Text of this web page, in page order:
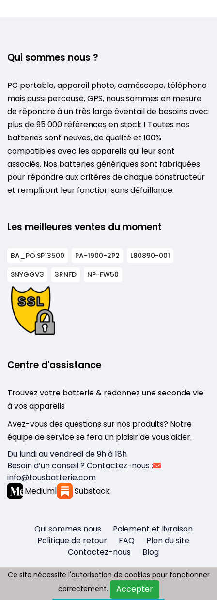
Qui sommes nous ?
PC portable, appareil photo, caméscope, téléphone
mais aussi perceuse, GPS, nous sommes en mesure
de répondre à un très large éventail de besoins avec
plus de 95 000 références en stock ! Toutes nos
batteries sont neuves, de qualité et 100%
compatibles avec les appareils qui leur sont
associés. Nos batteries génériques sont fabriquées
pour répondre aux critères de chaque constructeur
et rempliront leur fonction sans défaillance.
Les meilleures ventes du moment
BA_PO.SP13500 PA-1900-2P2
L80890-001
SNYGGV3
3RNFD NP-FW50
Centre d'assistance
Trouvez votre batterie & redonnez une seconde vie
à vos appareils
Avez-vous des questions sur nos produits? Notre
équipe de service se fera un plaisir de vous aider.
Du lundi au vendredi de 9h à 18h
Besoin d’un conseil ? Contactez-nous :
info@tousbatterie.com
Medium| Substack
Qui sommes nous
Paiement et livraison
Politique de retour
FAQ
Plan du site
Contactez-nous
Blog
Copyright © 2026 - Tous droit réservés
Ce site nécessite l'autorisation de cookies pour fonctionner
correctement.
Accepter
Ce site nécessite l'autorisation de cookies pour fonctionner
correctement.
Accepter